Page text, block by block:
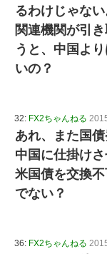
るわけじゃな
関連機関が引
うと、中国よ
いの？
32: FX2ちゃんねる
あれ、また国
中国に仕掛け
米国債を交換
でない？
36: FX2ちゃんねる